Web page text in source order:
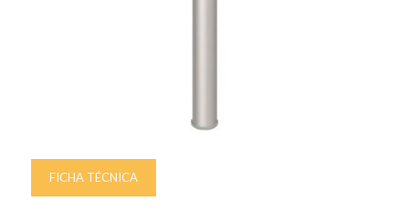
FICHA TÉCNICA